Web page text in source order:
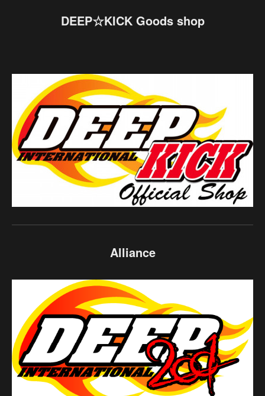
DEEP☆KICK Goods shop
Alliance